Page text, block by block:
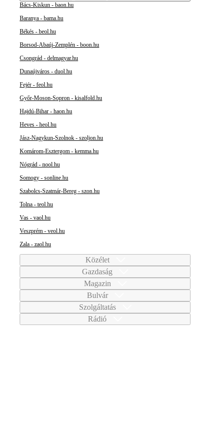
Bács-Kiskun - baon.hu
Baranya - bama.hu
Békés - beol.hu
Borsod-Abaúj-Zemplén - boon.hu
Csongrád - delmagyar.hu
Dunaújváros - duol.hu
Fejér - feol.hu
Győr-Moson-Sopron - kisalfold.hu
Hajdú-Bihar - haon.hu
Heves - heol.hu
Jász-Nagykun-Szolnok - szoljon.hu
Komárom-Esztergom - kemma.hu
Nógrád - nool.hu
Somogy - sonline.hu
Szabolcs-Szatmár-Bereg - szon.hu
Tolna - teol.hu
Vas - vaol.hu
Veszprém - veol.hu
Zala - zaol.hu
Közélet
Gazdaság
Magazin
Bulvár
Szolgáltatás
Rádió